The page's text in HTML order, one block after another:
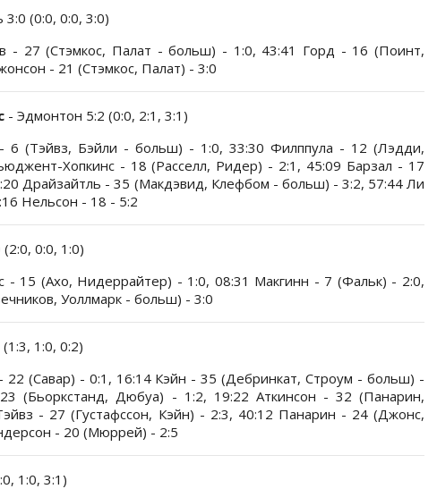
(0:0, 0:0, 3:0)
- 27 (Стэмкос, Палат - больш) - 1:0, 43:41 Горд - 16 (Поинт,
- 21 (Стэмкос, Палат) - 3:0
- Эдмонтон 5:2 (0:0, 2:1, 3:1)
6 (Тэйвз, Бэйли - больш) - 1:0, 33:30 Филппула - 12 (Лэдди,
Хопкинс - 18 (Расселл, Ридер) - 2:1, 45:09 Барзал - 17
Драйзайтль - 35 (Макдэвид, Клефбом - больш) - 3:2, 57:44 Ли
Нельсон - 18 - 5:2
0:0, 1:0)
- 15 (Ахо, Нидеррайтер) - 1:0, 08:31 Макгинн - 7 (Фальк) - 2:0,
Уоллмарк - больш) - 3:0
(1:3, 1:0, 0:2)
22 (Савар) - 0:1, 16:14 Кэйн - 35 (Дебринкат, Строум - больш) -
(Бьоркстанд, Дюбуа) - 1:2, 19:22 Аткинсон - 32 (Панарин,
- 27 (Густафссон, Кэйн) - 2:3, 40:12 Панарин - 24 (Джонс,
- 20 (Мюррей) - 2:5
1:0, 3:1)